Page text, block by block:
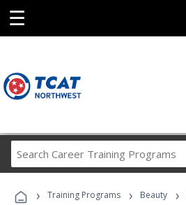
☰
Career
Programs
› Training Programs › Beauty ›